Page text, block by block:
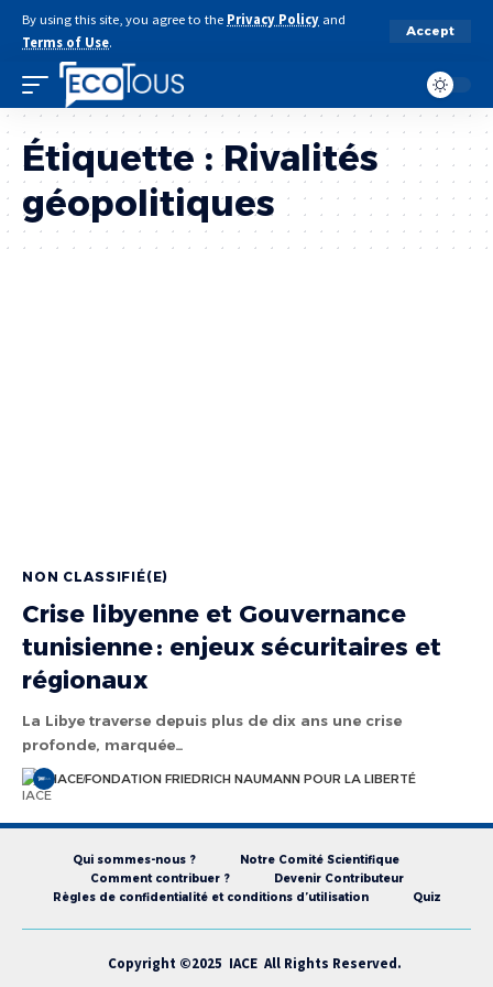
By using this site, you agree to the Privacy Policy and
Terms of Use.
Accept
Étiquette :Rivalités
géopolitiques
NON CLASSIFIÉ(E)
Crise libyenne et Gouvernance
tunisienne : enjeux sécuritaires et
régionaux
La Libye traverse depuis plus de dix ans une crise
profonde, marquée…
IACEFONDATION FRIEDRICH NAUMANN POUR LA LIBERTÉ
Qui sommes-nous ?
Notre Comité Scientifique
Comment contribuer ?
Devenir Contributeur
Règles de confidentialité et conditions d’utilisation
Quiz
Copyright ©2025 IACE All Rights Reserved.